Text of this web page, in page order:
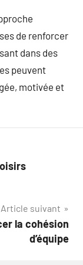
de renforcer
dans des
peuvent
motivée et
Article suivant
la cohésion
d’équipe